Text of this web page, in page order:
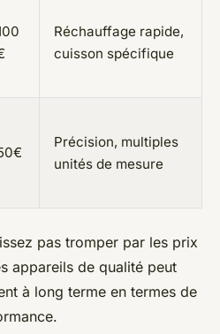
Réchauffage rapide,
cuisson spécifique
Précision, multiples
unités de mesure
pas tromper par les prix
appareils de qualité peut
à long terme en termes de